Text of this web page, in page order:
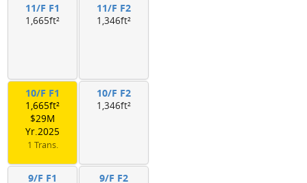
11/F F1
1,665ft²
11/F F2
1,346ft²
10/F F1
1,665ft²
$29M
Yr.2025
1 Trans.
10/F F2
1,346ft²
9/F F1 9/F F2